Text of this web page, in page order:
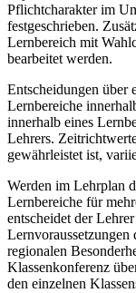
Pflichtcharakter im
festgeschrieben.
Lernbereich mit
bearbeitet werden.
Entscheidungen über
Lernbereiche
innerhalb eines
Lehrers.
gewährleistet ist,
Werden im Lehrplan
Lernbereiche für
entscheidet der
Lernvoraussetzungen
regionalen
Klassenkonferenz
den einzelnen